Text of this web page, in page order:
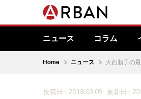
ニュース コラム
Home ニュース 大西順子の
投稿日 : 2018.03.09 更新日 :